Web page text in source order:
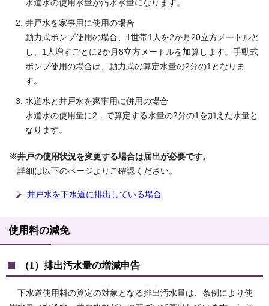
水道水の使用水量が汚水水量になります。
井戸水を家事用に使用の場合
動力式ポンプ使用の場合、1世帯1人を2か月20立方メートルと
し、1人増すごとに2か月8立方メートルを加算します。手動式
ポンプ使用の場合は、動力式の算定水量の2分の1となりま
す。
水道水と井戸水を家事用に併用の場合
水道水の使用量に2．で算定する水量の2分の1を加えた水量と
なります。
※井戸の使用状況を変更する場合は届出が必要です。
詳細は以下のページよりご確認ください。
井戸水を下水道に排出している場合
使用料の減免
（1）排出汚水量の増減申告
下水道使用料の算定の対象となる排出汚水量は、条例により使